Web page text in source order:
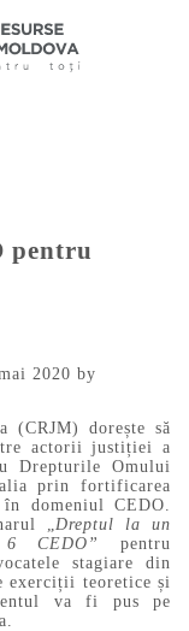
pentru
2020 by
(CRJM) dorește să
actorii justiției a
Drepturile Omului
prin fortificarea
domeniul CEDO.
„ Dreptul la un
CEDO”
pentru
stagiare din
exerciții teoretice și
va fi pus pe